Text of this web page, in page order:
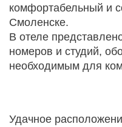
комфортабельный и
Смоленске.
В отеле
номеров и студий,
необходимым для
Удачное